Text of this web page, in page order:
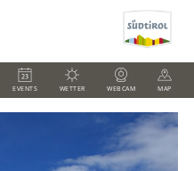
EVENTS WETTER WEBCAM MAP